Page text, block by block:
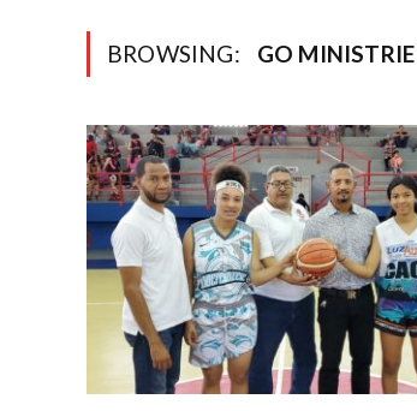
BROWSING: GO MINISTRIE